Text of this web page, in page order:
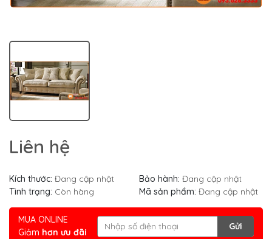
Liên hệ
Kích thước: Đang cập nhật Bảo hành: Đang cập nhật
Tình trạng: Còn hàng Mã sản phẩm: Đang cập nhật
MUA ONLINE
Giảm hơn ưu đãi
Gửi